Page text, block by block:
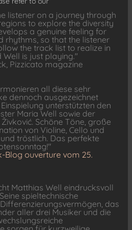
listener on a journey through
to explore the diversity
a genuine feeling for
rhythms, so that the listener
the track list to realize in
is just playing."
Pizzicato magazine
all diese sehr
dennoch ausgezeichnet
unterstützten den
Maria Well sowie der
Schöne Töne, große
von Violine, Cello und
tröstlich. Das perfekte
Blog ouverture vom 25.
Matthias Well eindrucksvoll
spieltechnische
das
aller drei Musiker und die